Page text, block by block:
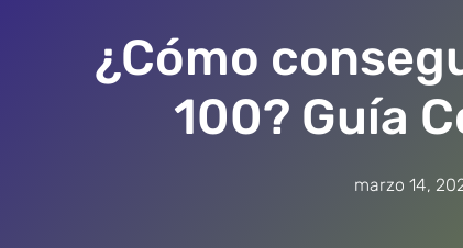
¿Cómo
100? Guía
marzo 14,